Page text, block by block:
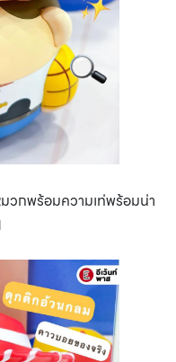
วกพร้อมความเท่พร้อมน่า